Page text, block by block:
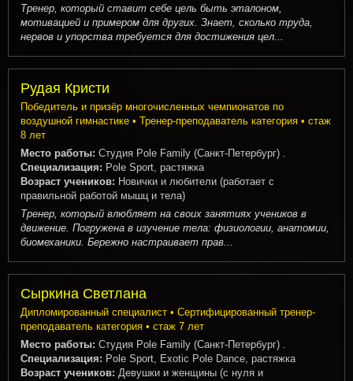
Тренер, который ставит себе цель быть эталоном,
мотивацией и примером для других. Знает, сколько труда,
нервов и упорства требуется для достижения цел...
Рудая Кристи
Победитель и призёр многочисленных чемпионатов по
воздушной гимнастике • Тренер-преподаватель категория • стаж
8 лет
Место работы: Студия Pole Family (Санкт-Петербург) .
Специализация: Pole Sport, растяжка
Возраст учеников: Новички и любители (работает с
правильной работой мышц и тела)
Тренер, который влюбляет на своих занятиях учеников в
движение. Погружена в изучение тела: физиологии, анатомии,
биомеханики. Бережно настраивает прав...
Сыркина Светлана
Дипломированный специалист • Сертифицированный тренер-
преподаватель категория • стаж 7 лет
Место работы: Студия Pole Family (Санкт-Петербург) .
Специализация: Pole Sport, Exotic Pole Dance, растяжка
Возраст учеников: Девушки и женщины (с нуля и